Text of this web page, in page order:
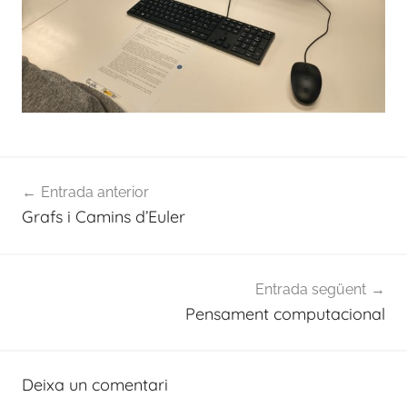
d'entrades
Entrada anterior
Grafs i Camins d’Euler
Entrada següent
Pensament computacional
Deixa un comentari